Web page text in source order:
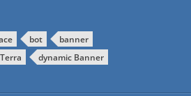
bot
banner
Terra dynamic Banner